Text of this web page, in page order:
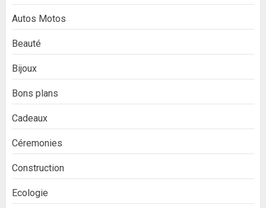
Autos Motos
Beauté
Bijoux
Bons plans
Cadeaux
Céremonies
Construction
Ecologie